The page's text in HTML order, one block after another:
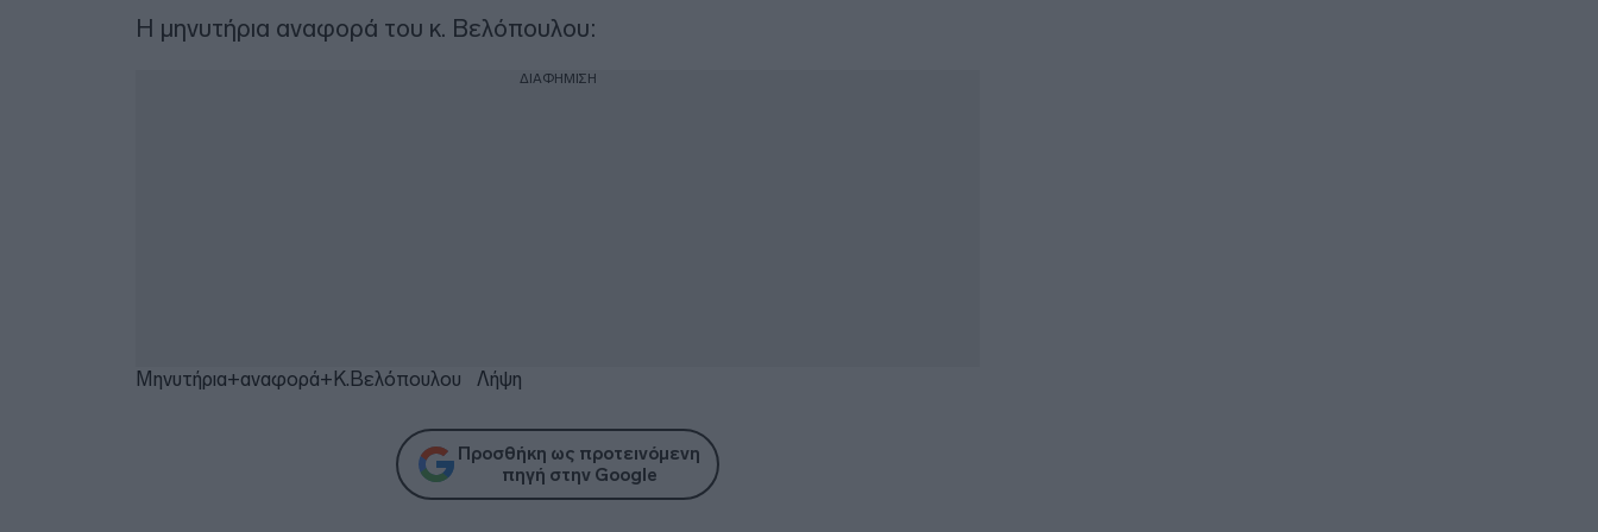
Η μηνυτήρια αναφορά του κ. Βελόπουλου:
ΔΙΑΦΗΜΙΣΗ
Μηνυτήρια+αναφορά+Κ.Βελόπουλου Λήψη
Προσθήκη ως προτεινόμενη
πηγή στην Google